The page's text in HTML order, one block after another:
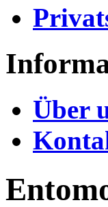
Über